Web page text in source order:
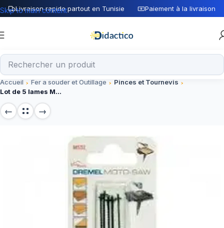
Livraison rapide partout en Tunisie Paiement à la livraison
Skip to main content
Accueil Fer a souder et Outillage
Pinces et Tournevis
Lot de 5 lames MS52 – Accessoires de découpe précise pour composants